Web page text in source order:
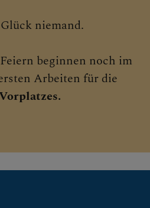
niemand.
beginnen noch im
Arbeiten für die